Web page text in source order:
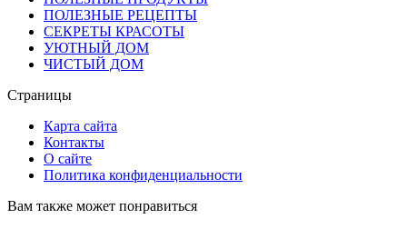
ПОЛЕЗНЫЕ РЕЦЕПТЫ
СЕКРЕТЫ КРАСОТЫ
УЮТНЫЙ ДОМ
ЧИСТЫЙ ДОМ
Страницы
Карта сайта
Контакты
О сайте
Политика конфиденциальности
Вам также может понравиться